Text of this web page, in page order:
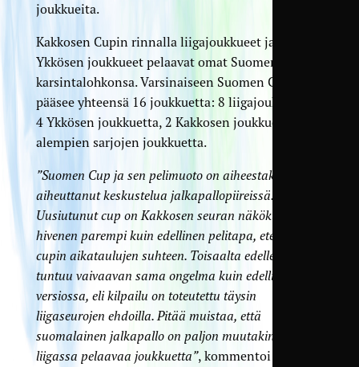
joukkueita.
Kakkosen Cupin rinnalla liigajoukkueet ja
Ykkösen joukkueet pelaavat omat Suomen Cupin
karsintalohkonsa. Varsinaiseen Suomen Cupiin
pääsee yhteensä 16 joukkuetta: 8 liigajoukkuetta,
4 Ykkösen joukkuetta, 2 Kakkosen joukkuetta ja 2
alempien sarjojen joukkuetta.
”Suomen Cup ja sen pelimuoto on aiheestakin
aiheuttanut keskustelua jalkapallopiireissä.
Uusiutunut cup on Kakkosen seuran näkökulmasta
hivenen parempi kuin edellinen pelitapa, etenkin
cupin aikataulujen suhteen. Toisaalta edelleen cupia
tuntuu vaivaavan sama ongelma kuin edellisessä
versiossa, eli kilpailu on toteutettu täysin
liigaseurojen ehdoilla. Pitää muistaa, että
suomalainen jalkapallo on paljon muutakin kuin 12
liigassa pelaavaa joukkuetta”, kommentoi